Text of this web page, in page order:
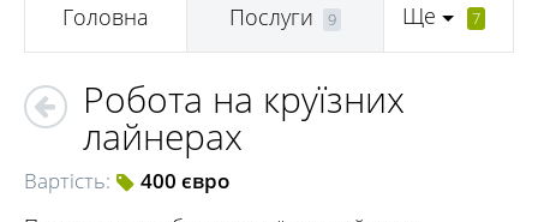
Головна Послуги 9 Ще 7
Робота на круїзних
лайнерах
Вартість:
400 євро